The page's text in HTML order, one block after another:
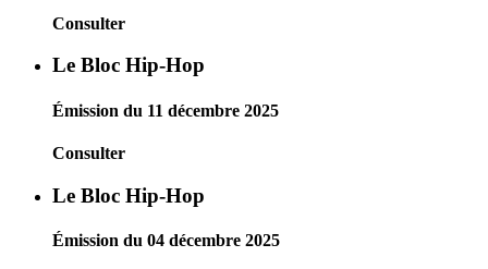
Consulter
Le Bloc Hip-Hop
Émission du 11 décembre 2025
Consulter
Le Bloc Hip-Hop
Émission du 04 décembre 2025